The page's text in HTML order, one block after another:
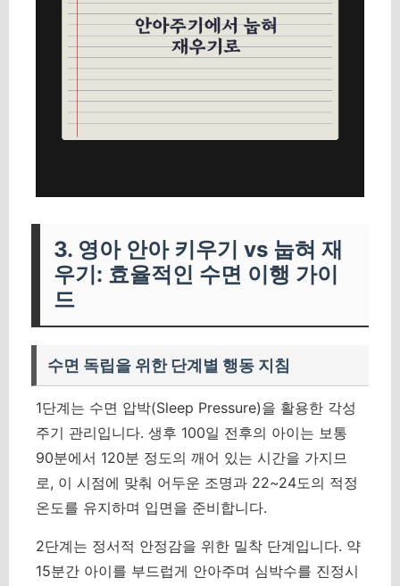
3. 영아 안아 키우기 vs 눕혀 재
우기: 효율적인 수면 이행 가이
드
수면 독립을 위한 단계별 행동 지침
1단계는 수면 압박(Sleep Pressure)을 활용한 각성
주기 관리입니다. 생후 100일 전후의 아이는 보통
90분에서 120분 정도의 깨어 있는 시간을 가지므
로, 이 시점에 맞춰 어두운 조명과 22~24도의 적정
온도를 유지하며 입면을 준비합니다.
2단계는 정서적 안정감을 위한 밀착 단계입니다. 약
15분간 아이를 부드럽게 안아주며 심박수를 진정시